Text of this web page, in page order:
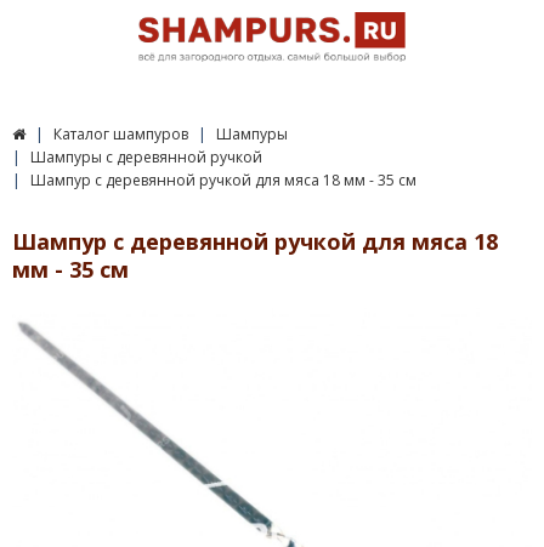
Каталог шампуров
Шампуры
Шампуры с деревянной ручкой
Шампур с деревянной ручкой для мяса 18 мм - 35 см
Шампур с деревянной ручкой для мяса 18
мм - 35 см